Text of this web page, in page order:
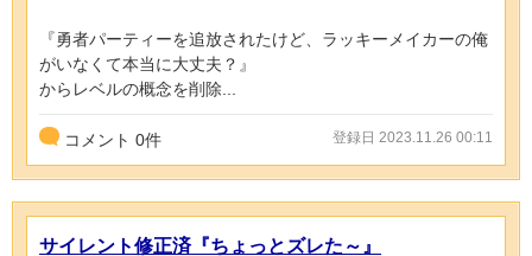
『勇者パーティーを追放されたけど、ラッキーメイカーの俺
がいなくて本当に大丈夫？』
からレベルの概念を削除...
コメント 0件 登録日 2023.11.26 00:11
サイレント修正済『ちょっとズレた～』